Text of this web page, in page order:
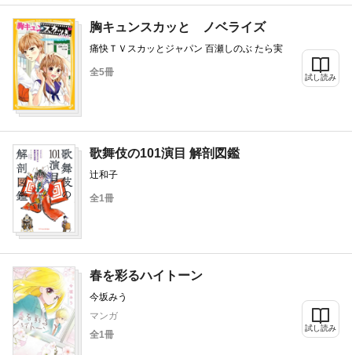
胸キュンスカッと ノベライズ
痛快ＴＶスカッとジャパン 百瀬しのぶ たら実
全5冊 試し読み
歌舞伎の101演目 解剖図鑑
辻和子
全1冊
春を彩るハイトーン
今坂みう
マンガ
全1冊
試し読み